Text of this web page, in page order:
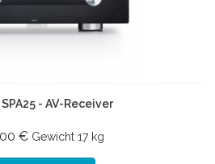
- AV-Receiver
€ Gewicht 17 kg